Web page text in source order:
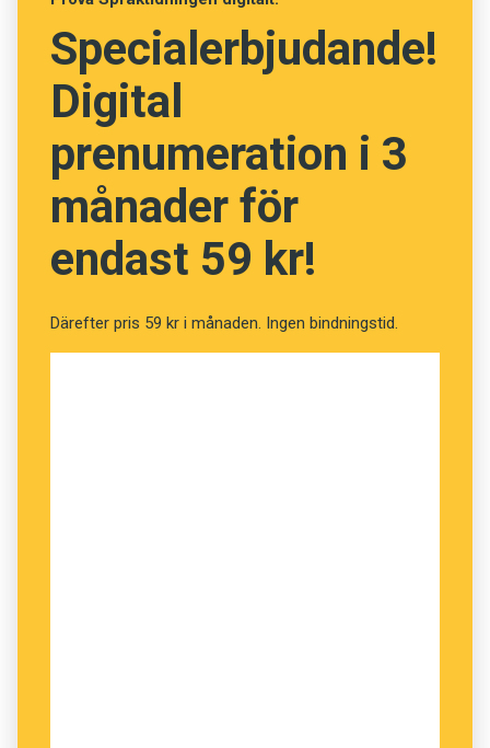
Specialerbjudande!
Digital
prenumeration i 3
månader för
endast 59 kr!
Därefter pris 59 kr i månaden. Ingen bindningstid.